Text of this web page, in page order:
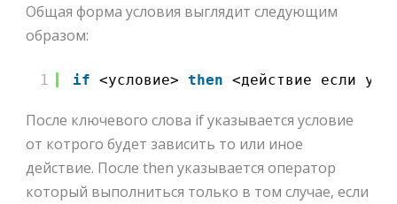
Общая форма условия выглядит следующим
образом:
1 if <условие> then <действие если
После ключевого слова if указывается условие
от котрого будет зависить то или иное
действие. После then указывается оператор
который выполниться только в том случае, если